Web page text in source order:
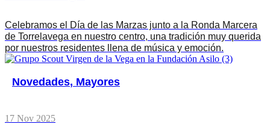
Celebramos el Día de las Marzas junto a la Ronda Marcera
de Torrelavega en nuestro centro, una tradición muy querida
por nuestros residentes llena de música y emoción.
Novedades, Mayores
17 Nov 2025